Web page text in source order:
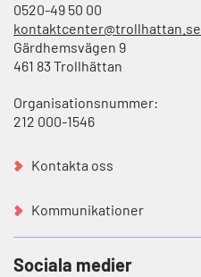
0520-49 50 00
kontaktcenter@trollhattan.se
Gärdhemsvägen 9
461 83 Trollhättan
Organisationsnummer:
212 000-1546
Kontakta oss
Kommunikationer
Sociala medier